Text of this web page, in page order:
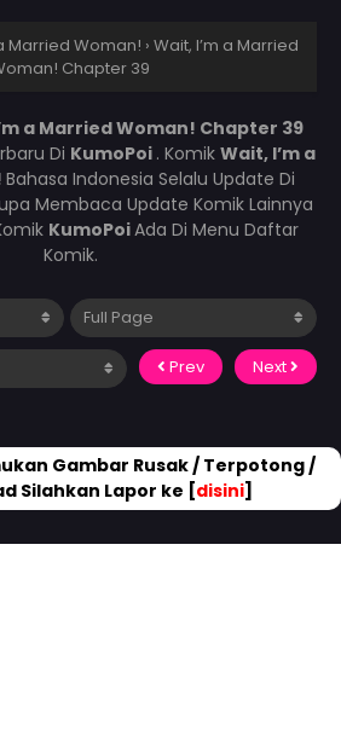
Married Woman! › Wait, I’m a Married
Chapter 39
a Married Woman! Chapter 39
Di KumoPoi . Komik Wait, I’m a
Bahasa Indonesia Selalu Update Di
Membaca Update Komik Lainnya
KumoPoiAda Di Menu Daftar
Komik.
Prev Next
Gambar Rusak / Terpotong /
Silahkan Lapor ke [disini]